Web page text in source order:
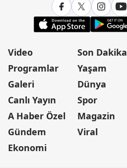
Video
Programlar
Galeri
Canlı Yayın
A Haber Özel
Gündem
Ekonomi
Son Dakika
Yaşam
Dünya
Spor
Magazin
Viral